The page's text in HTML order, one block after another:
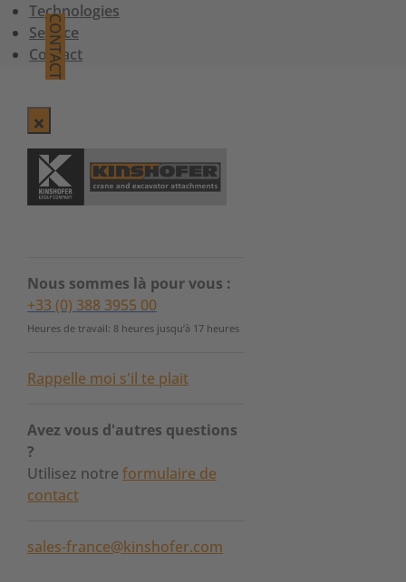
Technologies
Service
Contact
CONTACT
Nous sommes là pour vous :
+33 (0) 388 3955 00
Heures de travail: 8 heures jusqu’à 17 heures
Rappelle moi s'il te plait
Avez vous d'autres questions
?
Utilisez notre formulaire de
contact
sales-france@kinshofer.com